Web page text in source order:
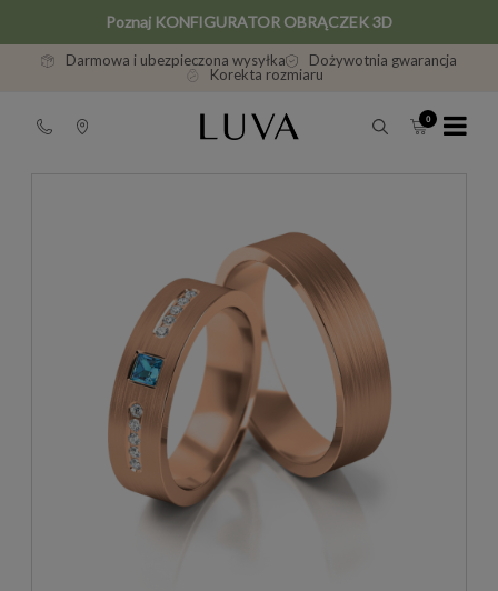
Poznaj KONFIGURATOR OBRĄCZEK 3D
Darmowa i ubezpieczona wysyłka
Dożywotnia gwarancja
Korekta rozmiaru